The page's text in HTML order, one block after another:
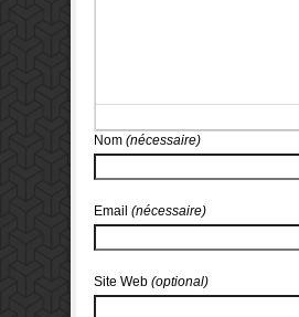
Nom (nécessaire)
Email (nécessaire)
Site Web (optional)